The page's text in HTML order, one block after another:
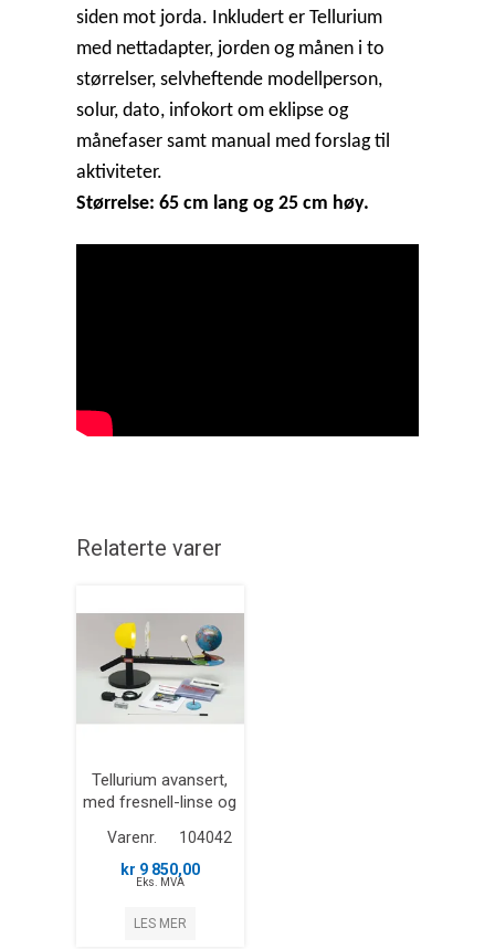
siden mot jorda. Inkludert er Tellurium
med nettadapter, jorden og månen i to
størrelser, selvheftende modellperson,
solur, dato, infokort om eklipse og
månefaser samt manual med forslag til
aktiviteter.
Størrelse: 65 cm lang og 25 cm høy.
Relaterte varer
Tellurium avansert,
med fresnell-linse og
Varenr.
104042
kr 9 850,00
Eks. MVA
LES MER